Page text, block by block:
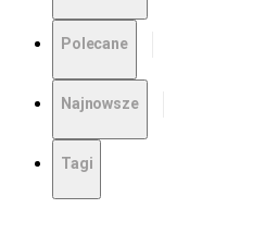
Polecane
Najnowsze
Tagi